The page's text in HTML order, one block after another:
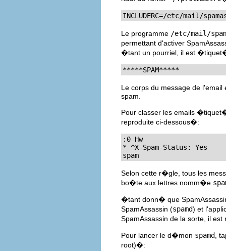
INCLUDERC=/etc/mail/
Le programme /etc/mail/
permettant d'activer
�tant un pourriel, il est
*****SPAM*****
Le corps du message de
spam.
Pour classer les emails
reproduite ci-dessous�:
:0 Hw
* ^X-Spam-Status: Yes
spam
Selon cette r�gle, tous les
bo�te aux lettres nomm�e
�tant donn� que
SpamAssassin (spamd) et
SpamAssassin de la sorte, il
Pour lancer le d�mon spamd
,
root)�: